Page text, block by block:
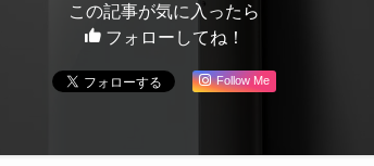
この記事が気に入ったら
フォローしてね！
Follow Me